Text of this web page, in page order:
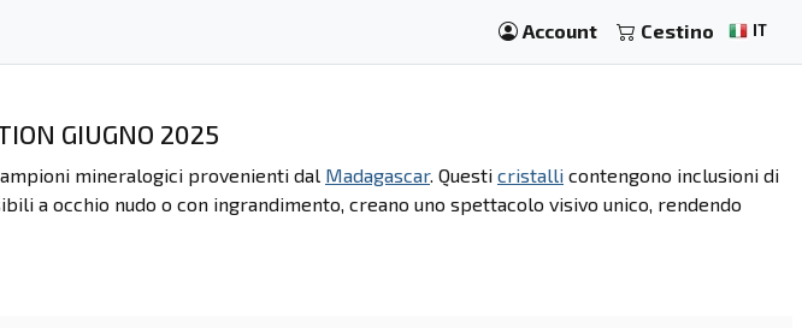
Account Cestino IT
GIUGNO 2025
mineralogici provenienti dal Madagascar. Questi cristalli contengono inclusioni di
a occhio nudo o con ingrandimento, creano uno spettacolo visivo unico, rendendo